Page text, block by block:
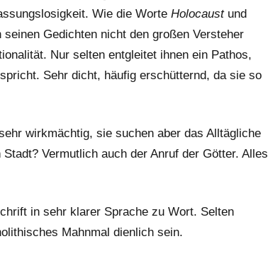
Wie die Worte Holocaustund
Gedichten nicht den großen Versteher
Nur selten entgleitet ihnen ein Pathos,
Sehr dicht, häufig erschütternd, da sie so
wirkmächtig, sie suchen aber das Alltägliche
Vermutlich auch der Anruf der Götter. Alles
in sehr klarer Sprache zu Wort. Selten
Mahnmal dienlich sein.